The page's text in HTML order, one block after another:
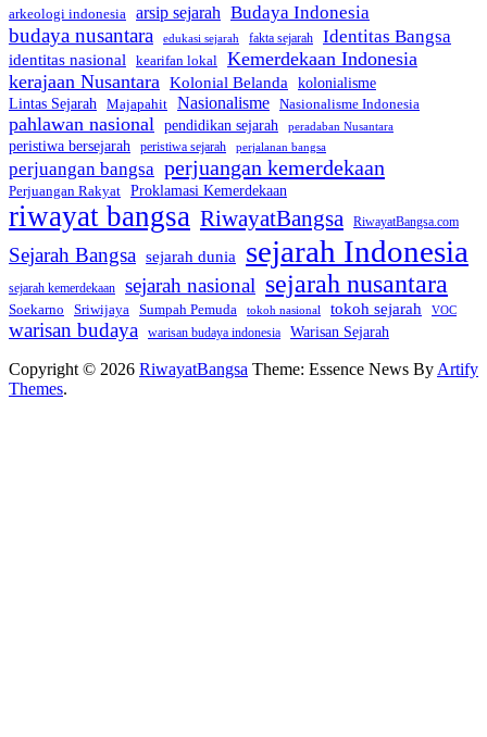
arkeologi indonesia arsip sejarah Budaya Indonesia
budaya nusantara edukasi sejarah fakta sejarah Identitas Bangsa
identitas nasional kearifan lokal Kemerdekaan Indonesia
kerajaan Nusantara Kolonial Belanda kolonialisme
Lintas Sejarah Majapahit Nasionalisme Nasionalisme Indonesia
pahlawan nasional pendidikan sejarah peradaban Nusantara
peristiwa bersejarah peristiwa sejarah perjalanan bangsa
perjuangan bangsa perjuangan kemerdekaan
Perjuangan Rakyat Proklamasi Kemerdekaan
riwayat bangsa RiwayatBangsa RiwayatBangsa.com
Sejarah Bangsa sejarah dunia sejarah Indonesia
sejarah kemerdekaan sejarah nasional sejarah nusantara
Soekarno Sriwijaya Sumpah Pemuda tokoh nasional tokoh sejarah VOC
warisan budaya warisan budaya indonesia Warisan Sejarah
Copyright © 2026 RiwayatBangsa Theme: Essence News By Artify
Themes.